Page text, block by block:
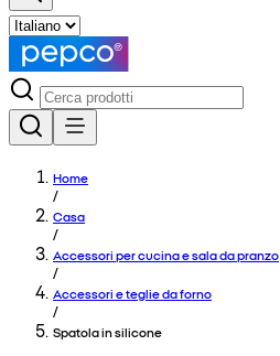
Home
/
Casa
/
Accessori per cucina e sala da pranzo
/
Accessori e teglie da forno
/
Spatola in silicone